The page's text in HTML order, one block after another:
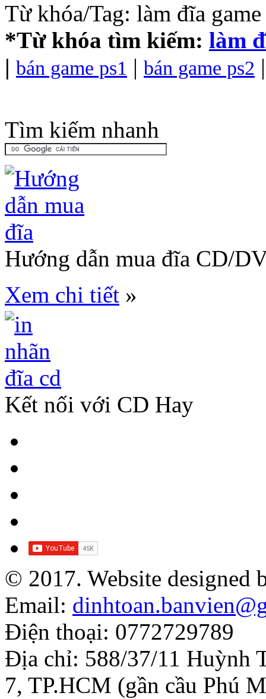
Từ khóa/Tag: làm đĩa game
*Từ khóa tìm kiếm: làm
| bán game ps1 | bán game ps2
Tìm kiếm nhanh
Hướng dẫn mua đĩa CD/
Xem chi tiết »
Kết nối với CD Hay
© 2017. Website designed
Email:
Điện thoại: 0772729789
Địa chỉ: 588/37/11 Huỳnh
7, TP.HCM (gần cầu Phú